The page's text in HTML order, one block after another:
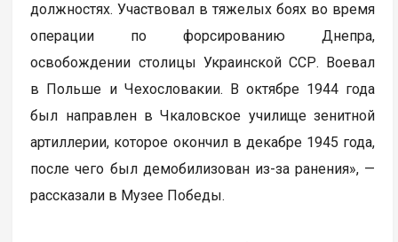
должностях. Участвовал в тяжелых боях во время
операции по форсированию Днепра,
освобождении столицы Украинской ССР. Воевал
в Польше и Чехословакии. В октябре 1944 года
был направлен в Чкаловское училище зенитной
артиллерии, которое окончил в декабре 1945 года,
после чего был демобилизован из-за ранения», —
рассказали в Музее Победы.